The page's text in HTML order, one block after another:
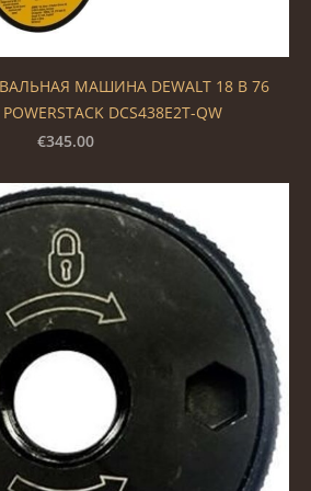
МАШИНА DEWALT 18 В 76
DCS438E2T-QW
€345.00